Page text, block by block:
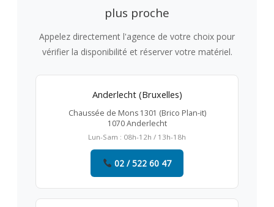
plus proche
Appelez directement l'agence de votre choix pour
vérifier la disponibilité et réserver votre matériel.
Anderlecht (Bruxelles)
Chaussée de Mons 1301 (Brico Plan-it)
1070 Anderlecht
Lun-Sam : 08h-12h / 13h-18h
02 / 522 60 47